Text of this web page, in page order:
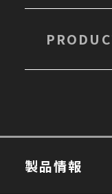
製品情報